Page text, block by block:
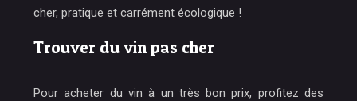
cher, pratique et carrément écologique !
Trouver du vin pas cher
Pour acheter du vin à un très bon prix, profitez des